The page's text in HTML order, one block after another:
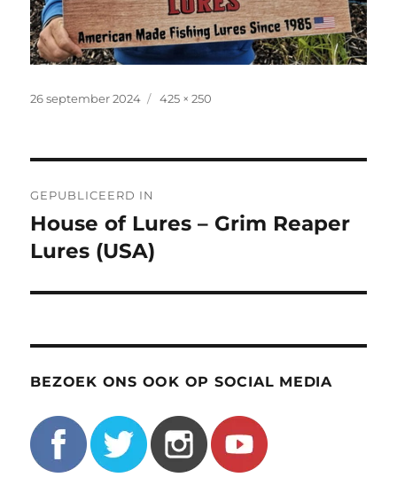
Geplaatst
26 september 2024
Volledige
425 × 250
navigatie
GEPUBLICEERD IN
House of Lures – Grim Reaper
Lures (USA)
BEZOEK ONS OOK OP SOCIAL MEDIA